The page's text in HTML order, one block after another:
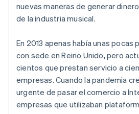
nuevas maneras de generar
de la industria musical.
En 2013 apenas había unas pocas
con sede en Reino Unido, pero
cientos que prestan servicio a
empresas. Cuando la pandemia
urgente de pasar el comercio a
empresas que utilizaban